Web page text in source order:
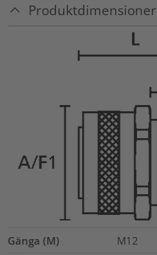
Produktdimensioner
Gänga (M)
M12